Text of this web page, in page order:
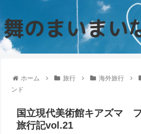
ホーム 旅行 海外旅行
ンド
国立現代美術館キアズマ
旅行記vol.21